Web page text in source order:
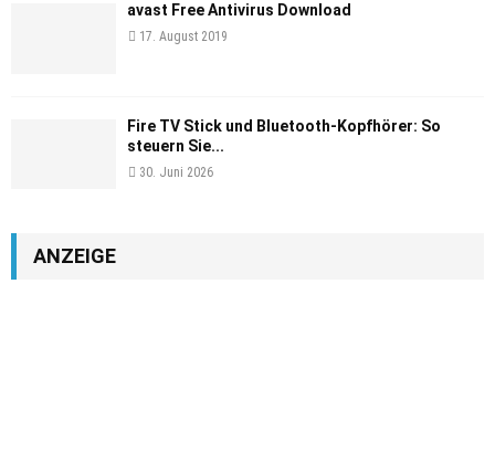
avast Free Antivirus Download
17. August 2019
Fire TV Stick und Bluetooth-Kopfhörer: So
steuern Sie...
30. Juni 2026
ANZEIGE